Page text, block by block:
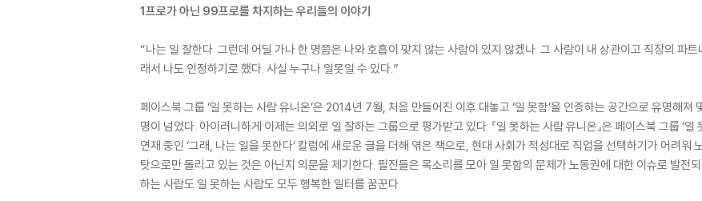
1프로가 아닌 99프로를 차지하는 우리들의 이야기
“나는 일 잘한다. 그런데 어딜 가나 한 명쯤은 나와 호흡이 맞지 않는 사람이 있지 않겠나. 그 사람이 내 상관이고 직장의 파
래서 나도 인정하기로 했다. 사실 누구나 일못일 수 있다.”
페이스북 그룹 ‘일 못하는 사람 유니온’은 2014년 7월, 처음 만들어진 이후 대놓고 ‘일 못함’을 인증하는 공간으로 유명해
명이 넘었다. 아이러니하게 이제는 의외로 일 잘하는 그룹으로 평가받고 있다. 『일 못하는 사람 유니온』은 페이스북 그룹 ‘
연재 중인 ‘그래, 나는 일을 못한다’ 칼럼에 새로운 글을 더해 엮은 책으로, 현대 사회가 적성대로 직업을 선택하기가 어려워
탓으로만 돌리고 있는 것은 아닌지 의문을 제기한다. 필진들은 목소리를 모아 일 못함의 문제가 노동권에 대한 이슈로 발전
하는 사람도 일 못하는 사람도 모두 행복한 일터를 꿈꾼다.